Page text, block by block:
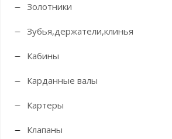
Золотники
Зубья,держатели,клинья
Кабины
Карданные валы
Картеры
Клапаны